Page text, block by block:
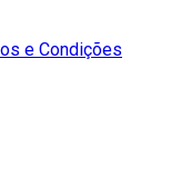
e Condições